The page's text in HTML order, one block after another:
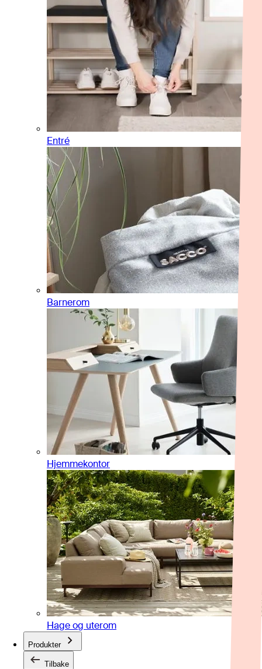
Entré
Barnerom
Hjemmekontor
Hage og uterom
Produkter
Tilbake